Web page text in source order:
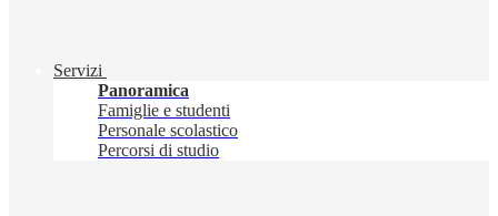
Servizi
Panoramica
Famiglie e studenti
Personale scolastico
Percorsi di studio